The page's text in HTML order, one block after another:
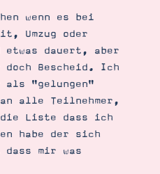
wenn es bei
Umzug oder
etwas dauert, aber
Bescheid. Ich
als "gelungen"
alle Teilnehmer,
die Liste dass ich
habe der sich
mir was